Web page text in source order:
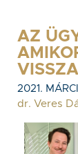
AZ
2021.
dr. Veres